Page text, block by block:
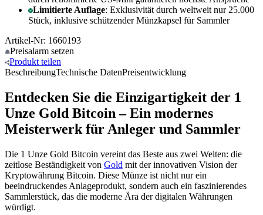
Limitierte Auflage: Exklusivität durch weltweit nur 25.000
Stück, inklusive schützender Münzkapsel für Sammler
Artikel-Nr: 1660193
Preisalarm setzen
Produkt teilen
BeschreibungTechnische DatenPreisentwicklung
Entdecken Sie die Einzigartigkeit der 1
Unze Gold Bitcoin – Ein modernes
Meisterwerk für Anleger und Sammler
Die 1 Unze Gold Bitcoin vereint das Beste aus zwei Welten: die
zeitlose Beständigkeit von Gold mit der innovativen Vision der
Kryptowährung Bitcoin. Diese Münze ist nicht nur ein
beeindruckendes Anlageprodukt, sondern auch ein faszinierendes
Sammlerstück, das die moderne Ära der digitalen Währungen
würdigt.